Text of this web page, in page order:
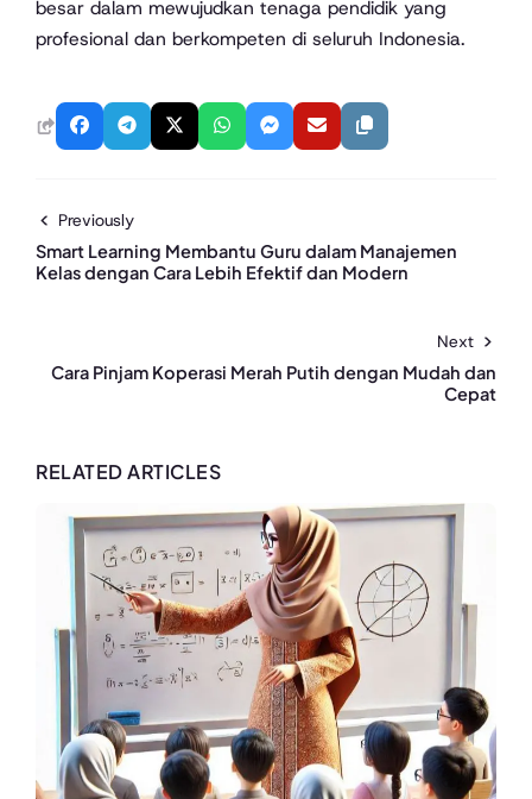
besar dalam mewujudkan tenaga pendidik yang
profesional dan berkompeten di seluruh Indonesia.
Previously
Smart Learning Membantu Guru dalam Manajemen
Kelas dengan Cara Lebih Efektif dan Modern
Next
Cara Pinjam Koperasi Merah Putih dengan Mudah dan
Cepat
RELATED ARTICLES